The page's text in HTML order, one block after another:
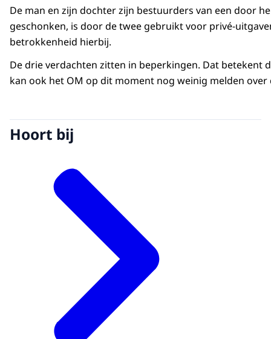
De man en zijn dochter zijn bestuurders van een door
geschonken, is door de twee gebruikt voor privé-
betrokkenheid hierbij.
De drie verdachten zitten in beperkingen. Dat betekent
kan ook het OM op dit moment nog weinig melden over
Hoort bij